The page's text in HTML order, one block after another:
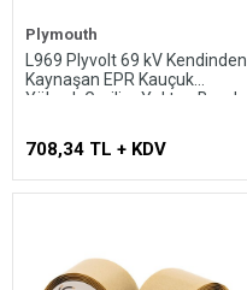
Plymouth
L969 Plyvolt 69 kV Kendinden
Kaynaşan EPR Kauçuk
Yüksek Gerilim Yalıtım Bandı
708,34 TL + KDV